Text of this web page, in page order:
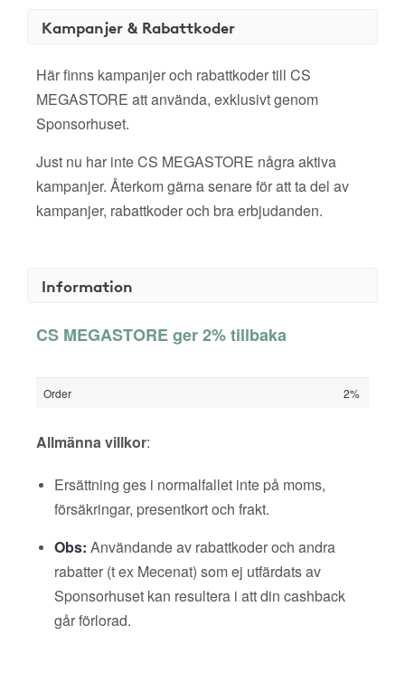
Kampanjer & Rabattkoder
Här finns kampanjer och rabattkoder till CS
MEGASTORE att använda, exklusivt genom
Sponsorhuset.
Just nu har inte CS MEGASTORE några aktiva
kampanjer. Återkom gärna senare för att ta del av
kampanjer, rabattkoder och bra erbjudanden.
Information
CS MEGASTORE ger 2% tillbaka
Order 2%
Allmänna villkor:
Ersättning ges i normalfallet inte på moms,
försäkringar, presentkort och frakt.
Obs: Användande av rabattkoder och andra
rabatter (t ex Mecenat) som ej utfärdats av
Sponsorhuset kan resultera i att din cashback
går förlorad.